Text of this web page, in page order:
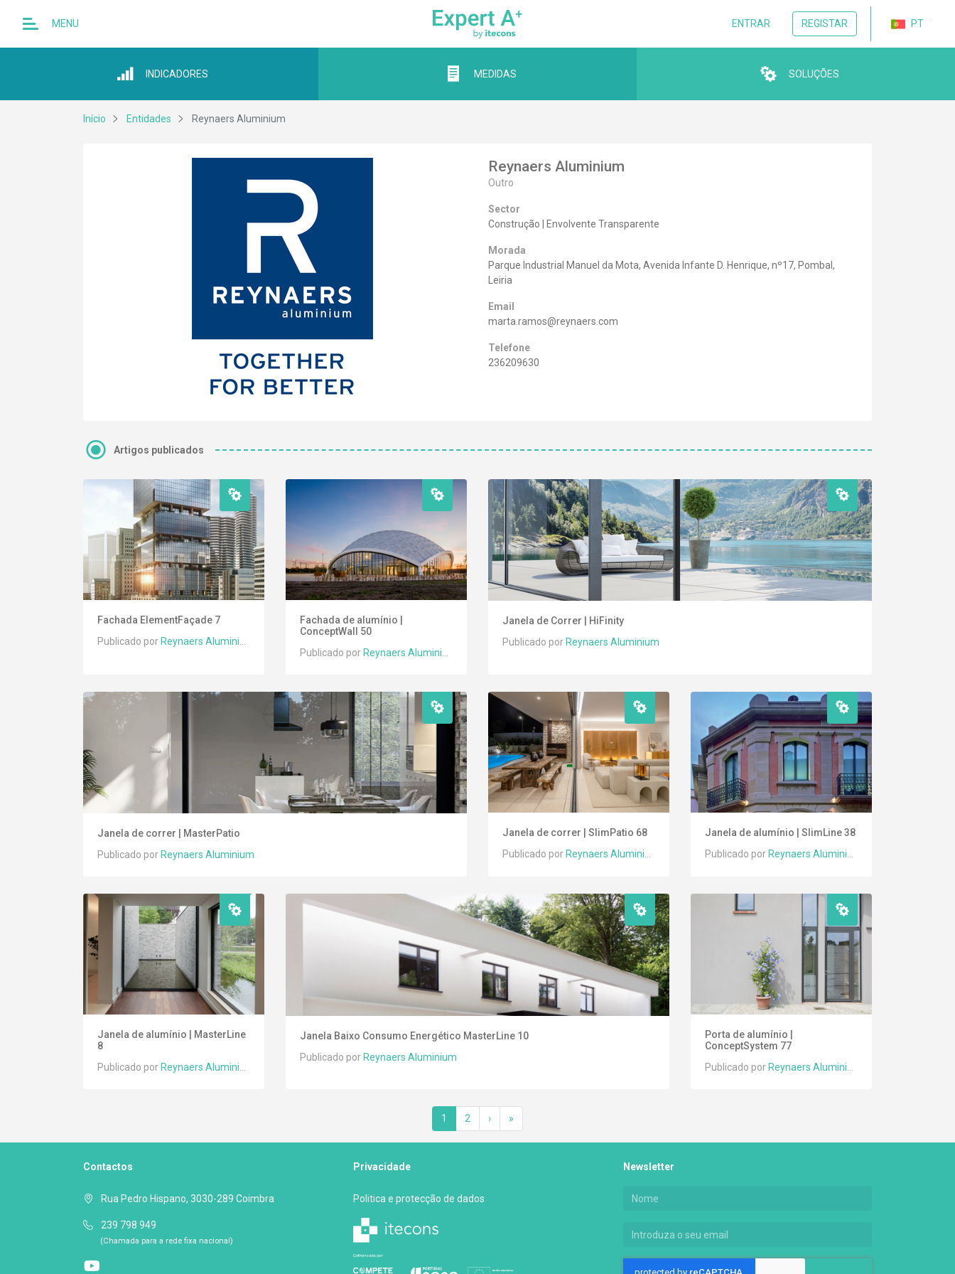
MENU ENTRAR REGISTAR PT
INDICADORES MEDIDAS SOLUÇÕES
Início Entidades Reynaers Aluminium
Reynaers Aluminium
Outro
Sector
Construção | Envolvente Transparente
Morada
Parque Industrial Manuel da Mota, Avenida Infante D. Henrique, nº17, Pombal,
Leiria
Email
marta.ramos@reynaers.com
Telefone
236209630
Artigos publicados
Fachada ElementFaçade 7
Publicado por Reynaers Aluminium
Fachada de alumínio |
ConceptWall 50
Publicado por Reynaers Aluminium
Janela de Correr | HiFinity
Publicado por Reynaers Aluminium
Janela de correr | MasterPatio
Publicado por Reynaers Aluminium
Janela de correr | SlimPatio 68
Publicado por Reynaers Aluminium
Janela de alumínio | SlimLine 38
Publicado por Reynaers Aluminium
Janela de alumínio | MasterLine
8
Publicado por Reynaers Aluminium
Janela Baixo Consumo Energético MasterLine 10
Publicado por Reynaers Aluminium
Porta de alumínio |
ConceptSystem 77
Publicado por Reynaers Aluminium
1 2 › »
Contactos
Rua Pedro Hispano, 3030-289 Coimbra
239 798 949
(Chamada para a rede fixa nacional)
Privacidade
Politica e protecção de dados
Newsletter